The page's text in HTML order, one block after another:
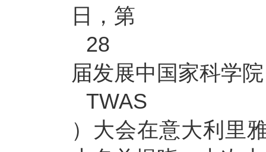
日，第
28
届发展中国家科学
TWAS
）大会在意大利里